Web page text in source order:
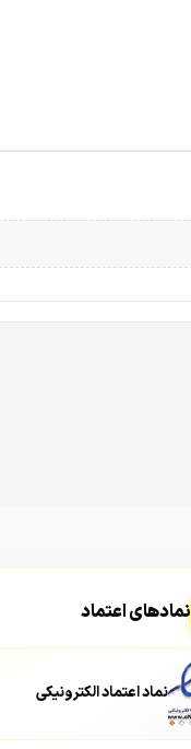
نمادهای اعتماد
نماد اعتماد الکترونیکی